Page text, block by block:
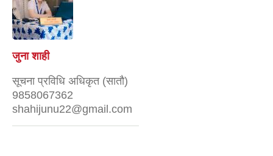
जुना शाही
सूचना प्रविधि अधिकृत (सातौ)
9858067362
shahijunu22@gmail.com